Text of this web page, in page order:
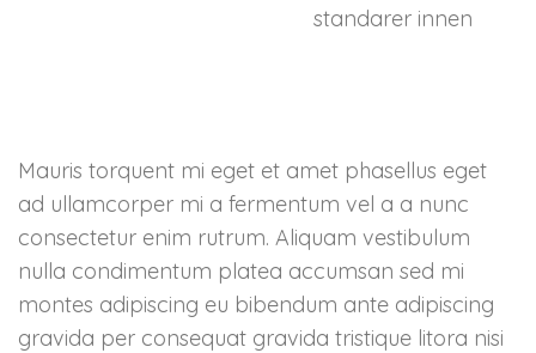
standarer innen
regler, SSL kryptering
standard over https
og nye
Søkoptimalisering
bonus for AMP og
sikre sider.
Mauris torquent mi eget et amet phasellus eget
ad ullamcorper mi a fermentum vel a a nunc
consectetur enim rutrum. Aliquam vestibulum
nulla condimentum platea accumsan sed mi
montes adipiscing eu bibendum ante adipiscing
gravida per consequat gravida tristique litora nisi